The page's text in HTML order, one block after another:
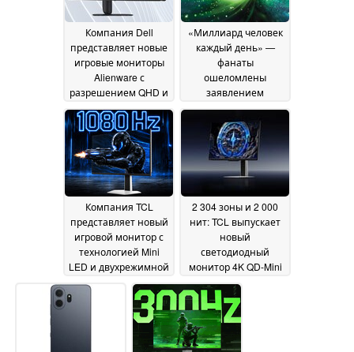
Компания Dell
представляет новые
игровые мониторы
Alienware с
разрешением QHD и
изогнутыми
панелями с частотой
обновления 240 Гц
по привлекательной
цене09 July 2026
«Миллиард человек
каждый день» —
фанаты
ошеломлены
заявлением
генерального
директора Xbox
2026
Компания TCL
представляет новый
игровой монитор с
технологией Mini
LED и двухрежимной
частотой
обновления 1080 Гц
09 July 2026
2 304 зоны и 2 000
нит: TCL выпускает
новый
светодиодный
монитор 4K QD-Mini
в США04 June 2026